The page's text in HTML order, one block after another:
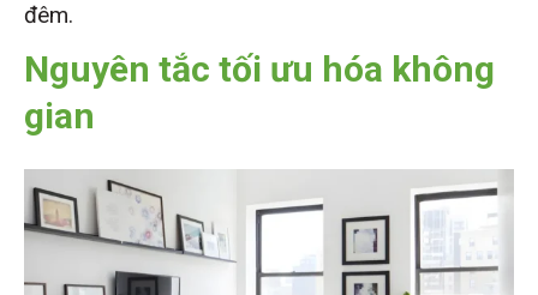
đêm.
Nguyên tắc tối ưu hóa không
gian